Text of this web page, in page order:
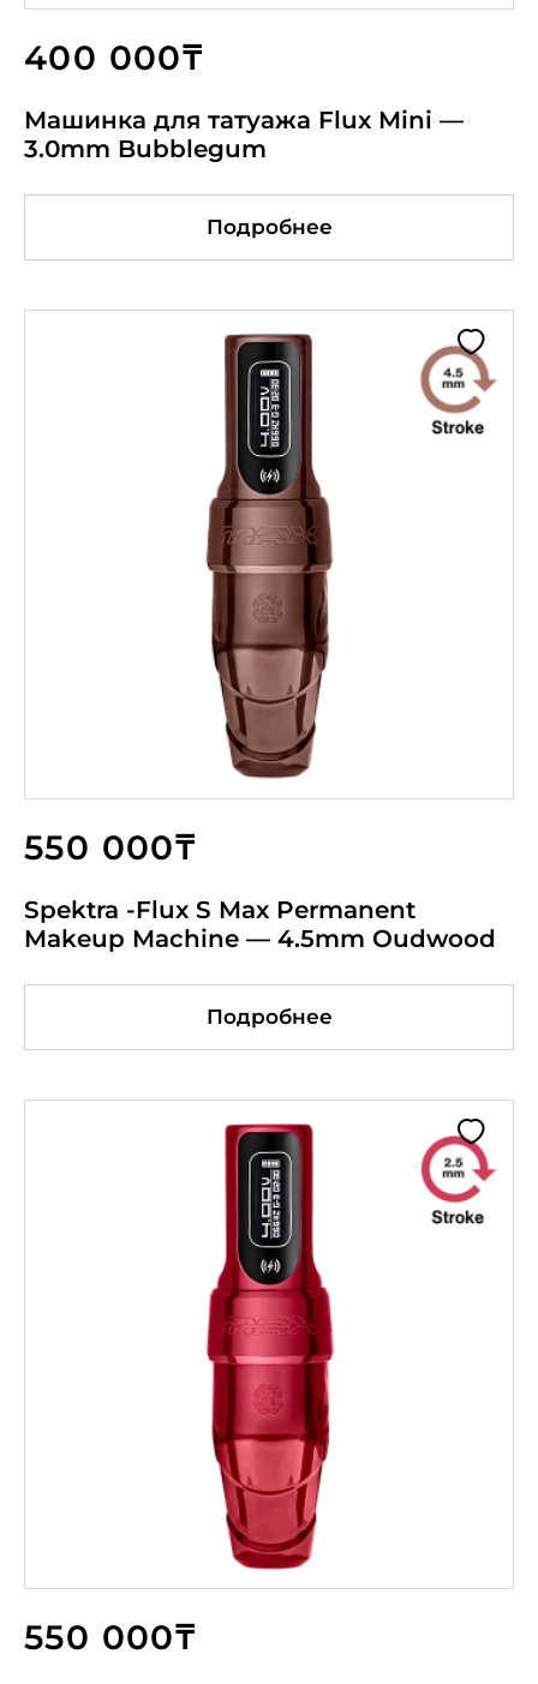
400 000₸
Машинка для татуажа Flux Mini —
3.0mm Bubblegum
Подробнее
550 000₸
Spektra -Flux S Max Permanent
Makeup Machine — 4.5mm Oudwood
Подробнее
550 000₸